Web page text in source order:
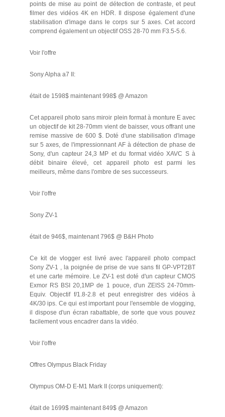
points de mise au point de détection de contraste, et peut
filmer des vidéos 4K en HDR. Il dispose également d'une
stabilisation d'image dans le corps sur 5 axes. Cet accord
comprend également un objectif OSS 28-70 mm F3.5-5.6.
Voir l'offre
Sony Alpha a7 II:
était de 1598$ maintenant 998$ @ Amazon
Cet appareil photo sans miroir plein format à monture E avec
un objectif de kit 28-70mm vient de baisser, vous offrant une
remise massive de 600 $. Doté d'une stabilisation d'image
sur 5 axes, de l'impressionnant AF à détection de phase de
Sony, d'un capteur 24,3 MP et du format vidéo XAVC S à
débit binaire élevé, cet appareil photo est parmi les
meilleurs, même dans l'ombre de ses successeurs.
Voir l'offre
Sony ZV-1
était de 946$, maintenant 796$ @ B&H Photo
Ce kit de vlogger est livré avec l'appareil photo compact
Sony ZV-1 , la poignée de prise de vue sans fil GP-VPT2BT
et une carte mémoire. Le ZV-1 est doté d'un capteur CMOS
Exmor RS BSI 20,1MP de 1 pouce, d'un ZEISS 24-70mm-
Equiv. Objectif f/1.8-2.8 et peut enregistrer des vidéos à
4K/30 ips. Ce qui est important pour l'ensemble de vlogging,
il dispose d'un écran rabattable, de sorte que vous pouvez
facilement vous encadrer dans la vidéo.
Voir l'offre
Offres Olympus Black Friday
Olympus OM-D E-M1 Mark II (corps uniquement):
était de 1699$ maintenant 849$ @ Amazon